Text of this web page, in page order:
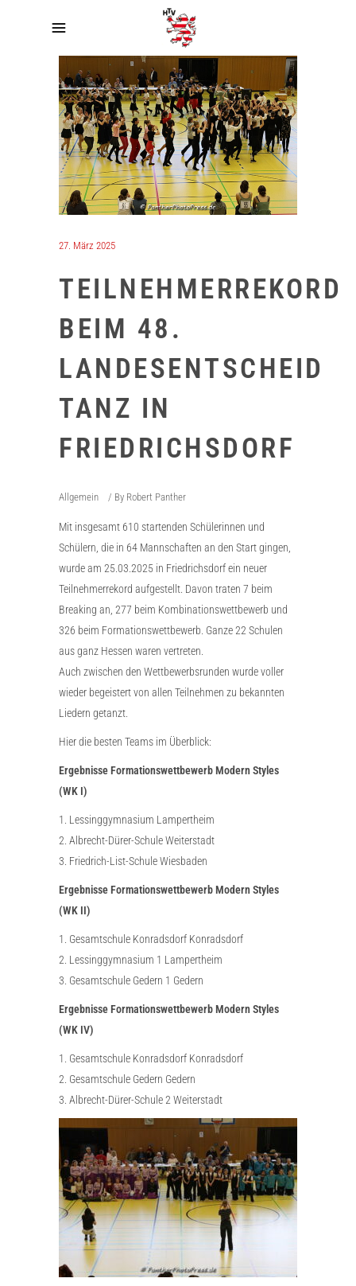
27. März 2025
TEILNEHMERREKORD
BEIM 48.
LANDESENTSCHEID
TANZ IN
FRIEDRICHSDORF
Allgemein By Robert Panther
Mit insgesamt 610 startenden Schülerinnen und
Schülern, die in 64 Mannschaften an den Start gingen,
wurde am 25.03.2025 in Friedrichsdorf ein neuer
Teilnehmerrekord aufgestellt. Davon traten 7 beim
Breaking an, 277 beim Kombinationswettbewerb und
326 beim Formationswettbewerb. Ganze 22 Schulen
aus ganz Hessen waren vertreten.
Auch zwischen den Wettbewerbsrunden wurde voller
wieder begeistert von allen Teilnehmen zu bekannten
Liedern getanzt.
Hier die besten Teams im Überblick:
Ergebnisse Formationswettbewerb Modern Styles
(WK I)
1. Lessinggymnasium Lampertheim
2. Albrecht-Dürer-Schule Weiterstadt
3. Friedrich-List-Schule Wiesbaden
Ergebnisse Formationswettbewerb Modern Styles
(WK II)
1. Gesamtschule Konradsdorf Konradsdorf
2. Lessinggymnasium 1 Lampertheim
3. Gesamtschule Gedern 1 Gedern
Ergebnisse Formationswettbewerb Modern Styles
(WK IV)
1. Gesamtschule Konradsdorf Konradsdorf
2. Gesamtschule Gedern Gedern
3. Albrecht-Dürer-Schule 2 Weiterstadt